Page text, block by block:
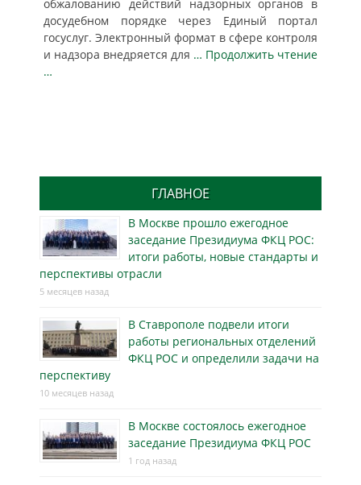
обжалованию действий надзорных органов в
досудебном порядке через Единый портал
госуслуг. Электронный формат в сфере контроля
и надзора внедряется для … Продолжить чтение
…
ГЛАВНОЕ
В Москве прошло ежегодное
заседание Президиума ФКЦ РОС:
итоги работы, новые стандарты и
перспективы отрасли
5 месяцев назад
В Ставрополе подвели итоги
работы региональных отделений
ФКЦ РОС и определили задачи на
перспективу
10 месяцев назад
В Москве состоялось ежегодное
заседание Президиума ФКЦ РОС
1 год назад